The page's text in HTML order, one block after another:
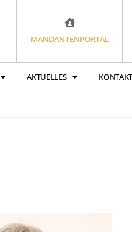
MANDANTENPORTAL
AKTUELLES